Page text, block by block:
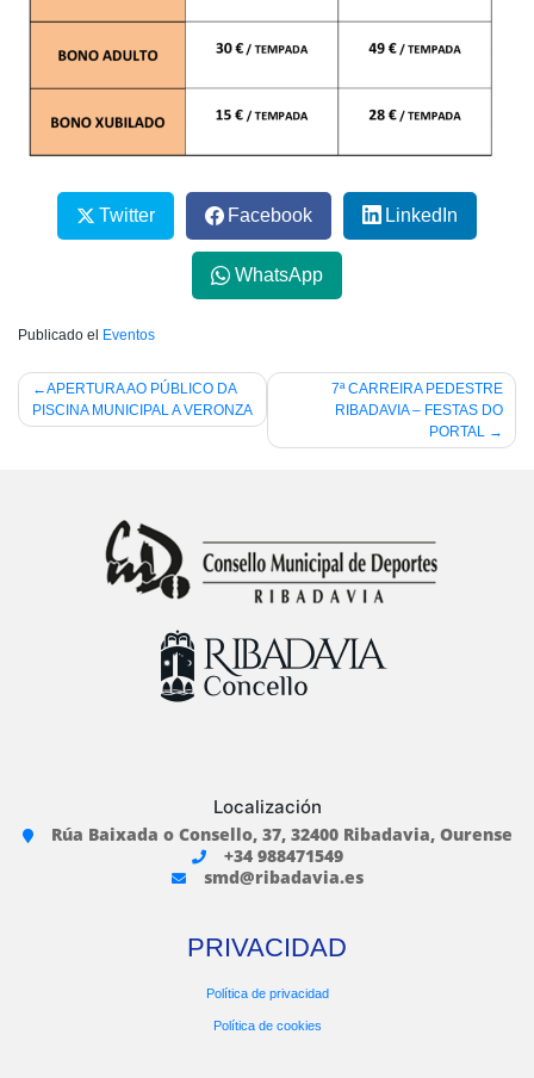
Twitter Facebook LinkedIn
WhatsApp
Publicado el Eventos
Navegación
de
APERTURA AO PÚBLICO DA
PISCINA MUNICIPAL A VERONZA
7ª CARREIRA PEDESTRE
RIBADAVIA – FESTAS DO
PORTAL
Localización
Rúa Baixada o Consello, 37, 32400 Ribadavia, Ourense
+34 988471549
smd@ribadavia.es
PRIVACIDAD
Política de privacidad
Política de cookies